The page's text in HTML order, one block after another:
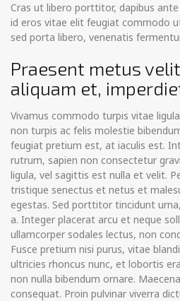
Cras ut libero porttitor, dapibus
id eros vitae elit feugiat commodo
sed porta libero, venenatis
Praesent metus
aliquam et,
Vivamus commodo turpis vitae
non turpis ac felis molestie
feugiat pretium est, at iaculis est.
rutrum, sapien non consectetur
ligula, vel sagittis est nulla et velit.
tristique senectus et netus et
egestas. Sed porttitor tincidunt
a. Integer placerat arcu et neque
ullamcorper sodales lectus, non
Fusce pretium nisi purus, vitae
ultricies rhoncus nunc, et lobortis
non nulla bibendum ornare.
consequat. Proin pulvinar viverra